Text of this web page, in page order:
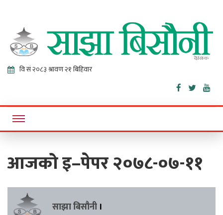
Sajha
Bisaunee
Online News Portal
आजको इ–पेपर २०७८-०७-११
साझा बिसौनी ।